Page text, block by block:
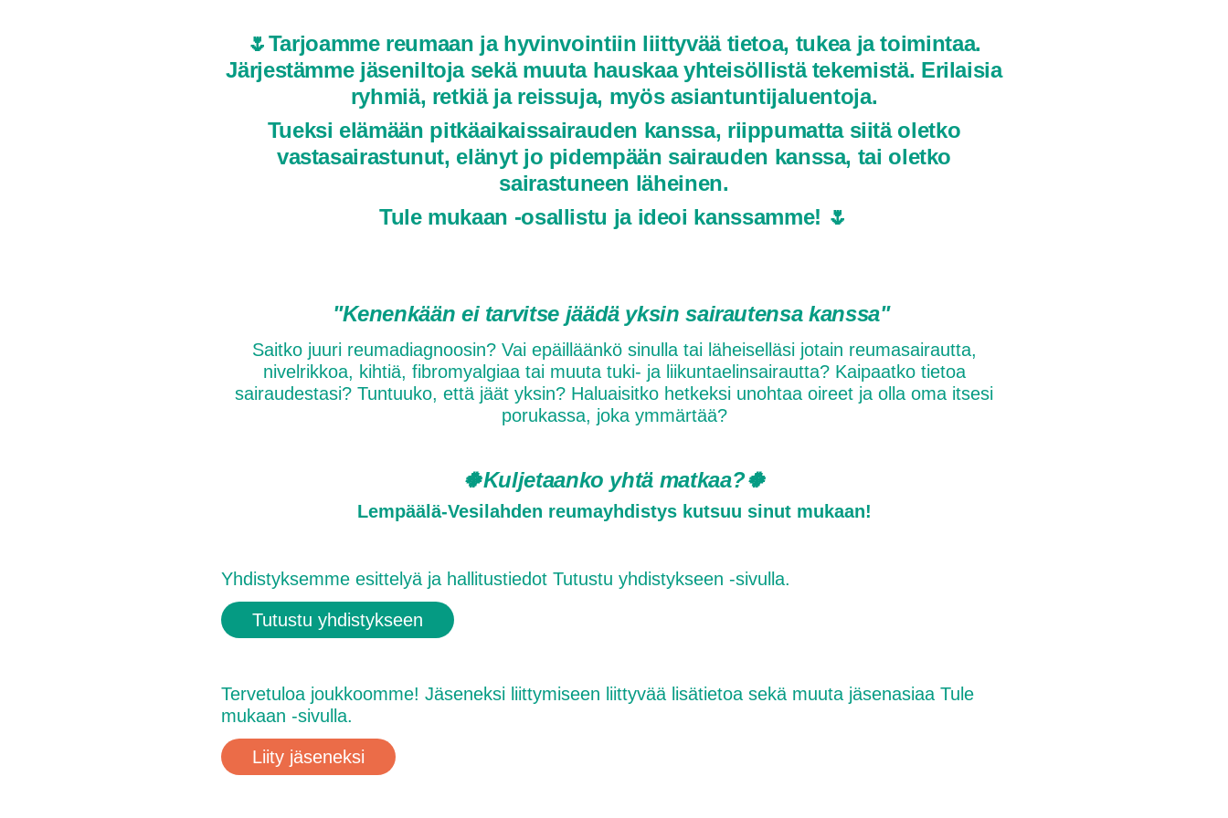
🌷Tarjoamme reumaan ja hyvinvointiin liittyvää tietoa, tukea ja toimintaa.
Järjestämme jäseniltoja sekä muuta hauskaa yhteisöllistä tekemistä. Erilaisia
ryhmiä, retkiä ja reissuja, myös asiantuntijaluentoja.
Tueksi elämään pitkäaikaissairauden kanssa, riippumatta siitä oletko
vastasairastunut, elänyt jo pidempään sairauden kanssa, tai oletko
sairastuneen läheinen.
Tule mukaan -osallistu ja ideoi kanssamme! 🌷
"Kenenkään ei tarvitse jäädä yksin sairautensa kanssa"
Saitko juuri reumadiagnoosin? Vai epäilläänkö sinulla tai läheiselläsi jotain reumasairautta,
nivelrikkoa, kihtiä, fibromyalgiaa tai muuta tuki- ja liikuntaelinsairautta? Kaipaatko tietoa
sairaudestasi? Tuntuuko, että jäät yksin? Haluaisitko hetkeksi unohtaa oireet ja olla oma itsesi
porukassa, joka ymmärtää?
🍀Kuljetaanko yhtä matkaa?🍀
Lempäälä-Vesilahden reumayhdistys kutsuu sinut mukaan!
Yhdistyksemme esittelyä ja hallitustiedot Tutustu yhdistykseen -sivulla.
Tutustu yhdistykseen
Tervetuloa joukkoomme! Jäseneksi liittymiseen liittyvää lisätietoa sekä muuta jäsenasiaa Tule
mukaan -sivulla.
Liity jäseneksi